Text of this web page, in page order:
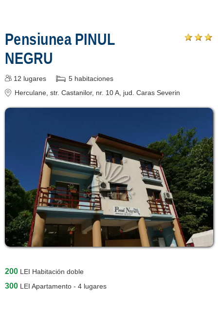
Pensiunea PINUL
NEGRU
12 lugares 5 habitaciones
Herculane , str. Castanilor, nr. 10 A , jud. Caras Severin
200 LEI Habitación doble
300 LEI Apartamento - 4 lugares